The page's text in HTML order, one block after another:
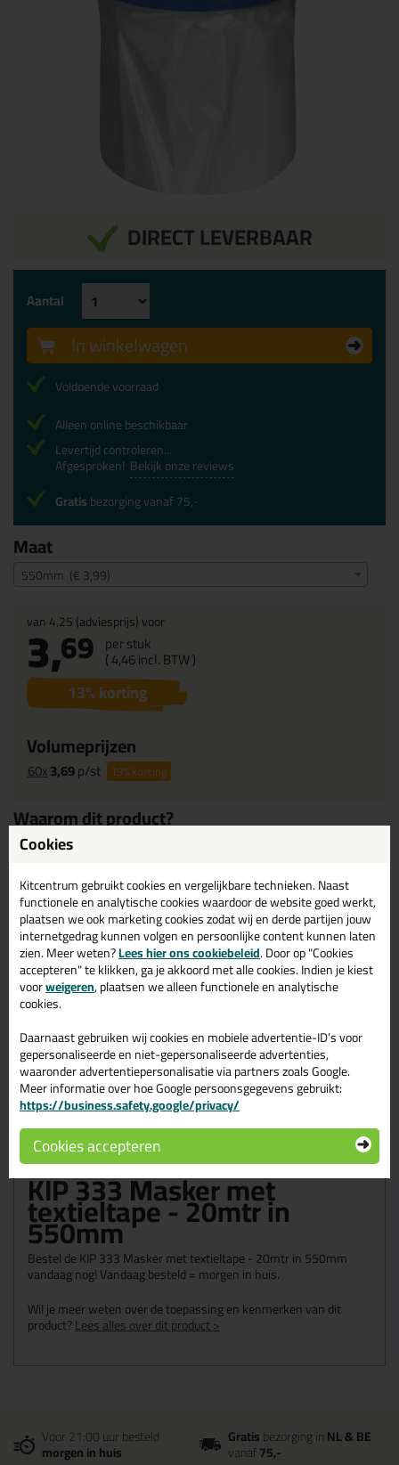
DIRECT LEVERBAAR
Maat
550mm (€ 3,99)
van4,25(adviesprijs) voor
3,69 per stuk
(4,46incl. BTW )
13% korting
Volumeprijzen
60x3,69p/st 19%korting
Aantal
In winkelwagen
Voldoende voorraad
Alleen online beschikbaar
Levertijd controleren...
Afgesproken! Bekijk onze reviews
Gratisbezorging vanaf 75,-
Waarom dit product?
Milieuvriendelijk
Binnen en buiten toepasbaar
Snelle afdekking en maskering
Inzetduur binnen: 3 weken
Inzetduur buiten: 3 weken
Twijfel je of
Start de check
Omschrijving
KIP 333 Masker met
textieltape - 20mtr in
550mm
Bestel de KIP 333 Masker met textieltape - 20mtr in 550mm
vandaag nog! Vandaag besteld = morgen in huis.
Wil je meer weten over de toepassing en kenmerken van dit
product?Lees alles over dit product >
Voor 21:00 uur besteld
morgen in huis
Gratisbezorging inNL & BE
vanaf75,-
Cookies
Kitcentrum gebruikt cookies en vergelijkbare technieken. Naast
functionele en analytische cookies waardoor de website goed werkt,
plaatsen we ook marketing cookies zodat wij en derde partijen jouw
internetgedrag kunnen volgen en persoonlijke content kunnen laten
zien. Meer weten?Lees hier ons cookiebeleid. Door op "Cookies
accepteren" te klikken, ga je akkoord met alle cookies. Indien je kiest
voorweigeren, plaatsen we alleen functionele en analytische
cookies.
Daarnaast gebruiken wij cookies en mobiele advertentie-ID’s voor
gepersonaliseerde en niet-gepersonaliseerde advertenties,
waaronder advertentiepersonalisatie via partners zoals Google.
Meer informatie over hoe Google persoonsgegevens gebruikt:
https://business.safety.google/privacy/
Cookies accepteren